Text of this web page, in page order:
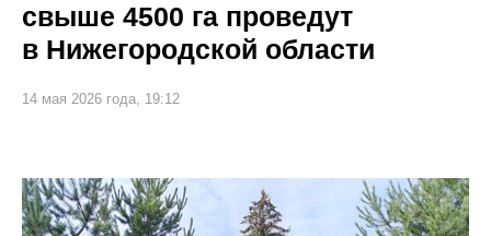
свыше 4500 га проведут
в Нижегородской области
14 мая 2026 года, 19:12